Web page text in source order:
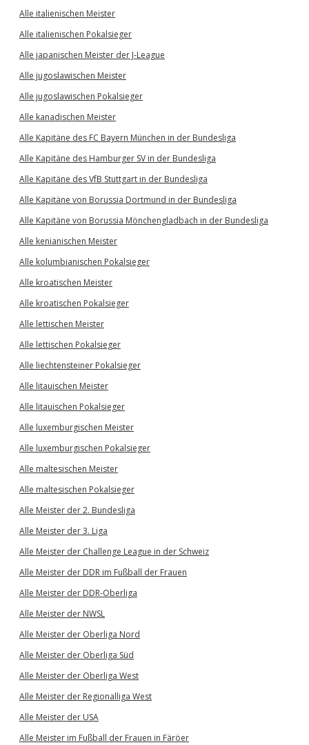
Alle italienischen Meister
Alle italienischen Pokalsieger
Alle japanischen Meister der J-League
Alle jugoslawischen Meister
Alle jugoslawischen Pokalsieger
Alle kanadischen Meister
Alle Kapitäne des FC Bayern München in der Bundesliga
Alle Kapitäne des Hamburger SV in der Bundesliga
Alle Kapitäne des VfB Stuttgart in der Bundesliga
Alle Kapitäne von Borussia Dortmund in der Bundesliga
Alle Kapitäne von Borussia Mönchengladbach in der Bundesliga
Alle kenianischen Meister
Alle kolumbianischen Pokalsieger
Alle kroatischen Meister
Alle kroatischen Pokalsieger
Alle lettischen Meister
Alle lettischen Pokalsieger
Alle liechtensteiner Pokalsieger
Alle litauischen Meister
Alle litauischen Pokalsieger
Alle luxemburgischen Meister
Alle luxemburgischen Pokalsieger
Alle maltesischen Meister
Alle maltesischen Pokalsieger
Alle Meister der 2. Bundesliga
Alle Meister der 3. Liga
Alle Meister der Challenge League in der Schweiz
Alle Meister der DDR im Fußball der Frauen
Alle Meister der DDR-Oberliga
Alle Meister der NWSL
Alle Meister der Oberliga Nord
Alle Meister der Oberliga Süd
Alle Meister der Oberliga West
Alle Meister der Regionalliga West
Alle Meister der USA
Alle Meister im Fußball der Frauen in Färöer